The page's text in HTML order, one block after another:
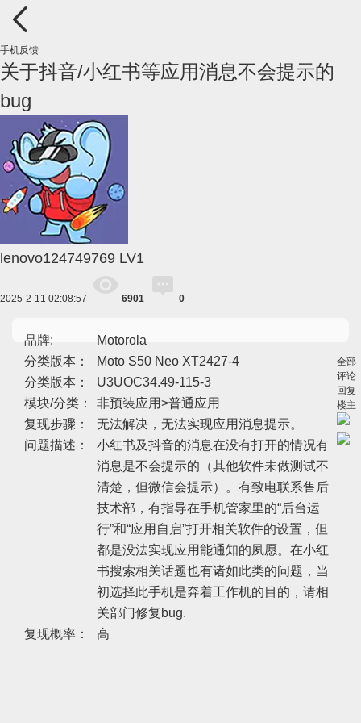
手机反馈
关于抖音/小红书等应用消息不会提示的
bug
lenovo124749769 LV1
2025-2-11 02:08:57 6901 0
品牌:
Motorola
分类版本：
Moto S50 Neo XT2427-4
分类版本：
U3UOC34.49-115-3
模块/分类：
非预装应用>普通应用
复现步骤：
无法解决，无法实现应用消息提示。
问题描述：
小红书及抖音的消息在没有打开的情况有
消息是不会提示的（其他软件未做测试不
清楚，但微信会提示）。有致电联系售后
技术部，有指导在手机管家里的“后台运
行”和“应用自启”打开相关软件的设置，但
都是没法实现应用能通知的夙愿。在小红
书搜索相关话题也有诸如此类的问题，当
初选择此手机是奔着工作机的目的，请相
关部门修复bug.
复现概率：
高
全部
评论
回复
楼主